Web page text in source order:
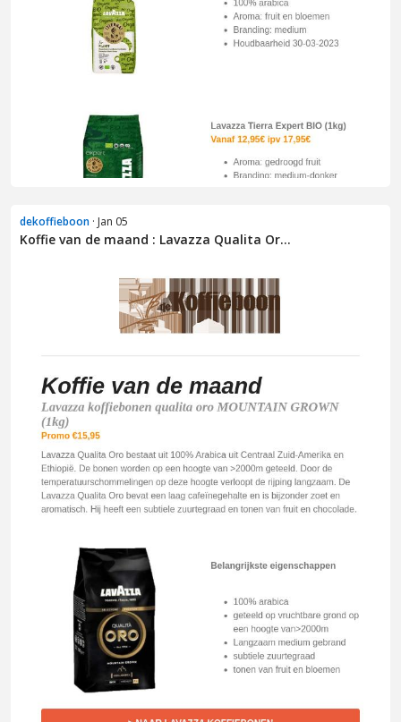
dekoffieboon · Jan 05
Koffie van de maand : Lavazza Qualita Or...